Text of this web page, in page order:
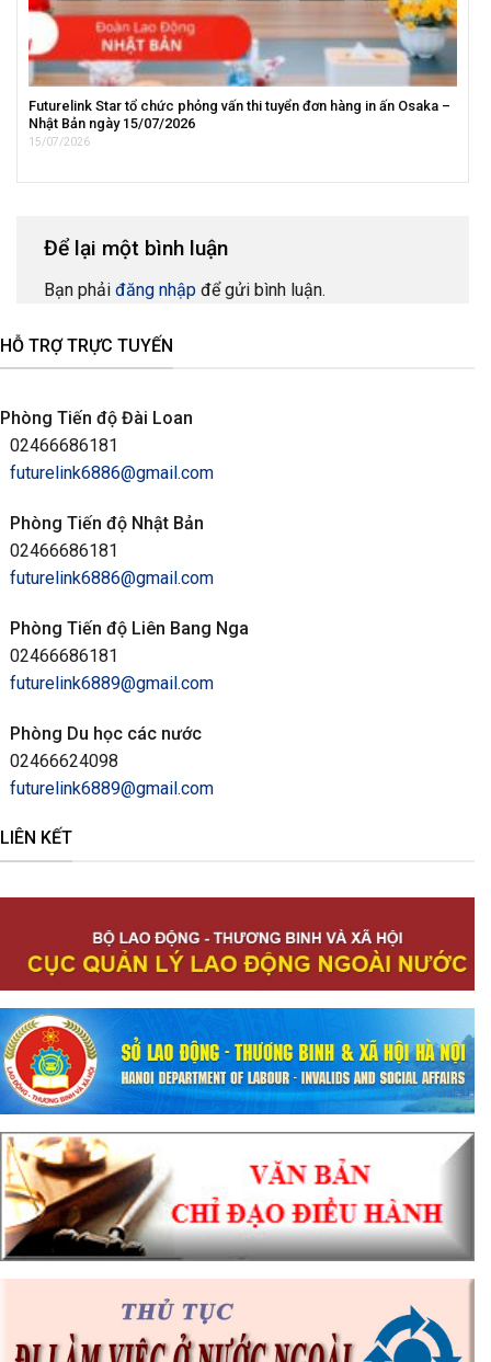
Futurelink Star tổ chức phỏng vấn thi tuyển đơn hàng in ấn Osaka –
Nhật Bản ngày 15/07/2026
15/07/2026
Để lại một bình luận
Bạn phải đăng nhập để gửi bình luận.
HỖ TRỢ TRỰC TUYẾN
Phòng Tiến độ Đài Loan
02466686181
futurelink6886@gmail.com
Phòng Tiến độ Nhật Bản
02466686181
futurelink6886@gmail.com
Phòng Tiến độ Liên Bang Nga
02466686181
futurelink6889@gmail.com
Phòng Du học các nước
02466624098
futurelink6889@gmail.com
LIÊN KẾT